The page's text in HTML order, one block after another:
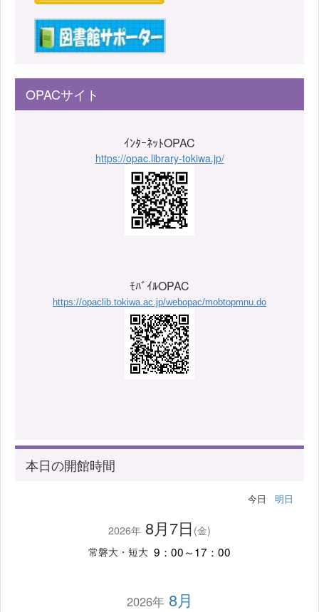
OPACサイト
ｲﾝﾀｰﾈｯﾄOPAC
https://opac.library-tokiwa.jp/
ﾓﾊﾞｲﾙOPAC
https://opaclib.tokiwa.ac.jp/webopac/mobtopmnu.do
本日の開館時間
今日 明日
2026年 8月7日 (金)
常磐大・短大 9：00～17：00
2026年8月